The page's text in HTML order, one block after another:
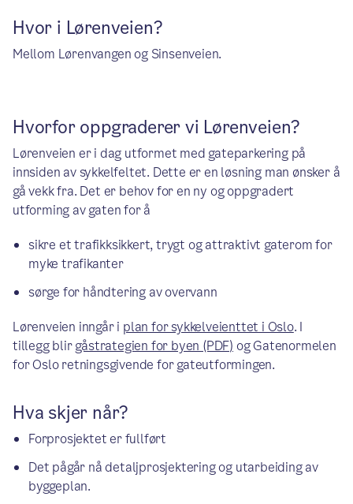
Hvor i Lørenveien?
Mellom Lørenvangen og Sinsenveien.
Hvorfor oppgraderer vi Lørenveien?
Lørenveien er i dag utformet med gateparkering på
innsiden av sykkelfeltet. Dette er en løsning man ønsker å
gå vekk fra. Det er behov for en ny og oppgradert
utforming av gaten for å
sikre et trafikksikkert, trygt og attraktivt gaterom for
myke trafikanter
sørge for håndtering av overvann
Lørenveien inngår i plan for sykkelveienttet i Oslo. I
tillegg blirgåstrategien for byen (PDF) og Gatenormelen
for Oslo retningsgivende for gateutformingen.
Hva skjer når?
Forprosjektet er fullført
Det pågår nå detaljprosjektering og utarbeiding av
byggeplan.